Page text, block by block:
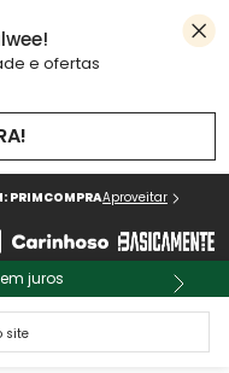
e ofertas
Aproveitar
juros